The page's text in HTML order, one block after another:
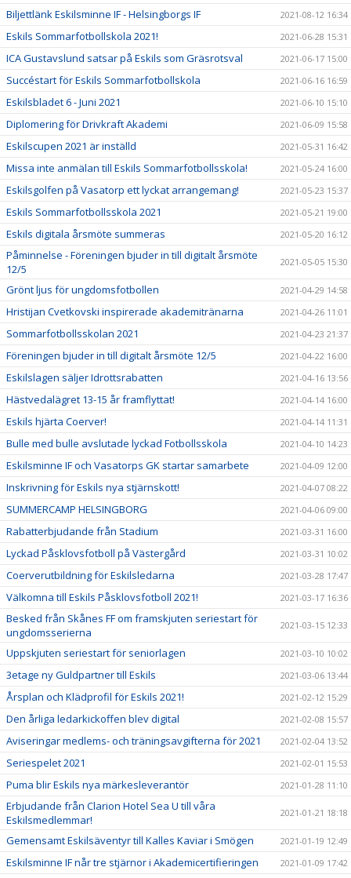
Biljettlänk Eskilsminne IF - Helsingborgs IF 2021-08-12 16:34
Eskils Sommarfotbollskola 2021! 2021-06-28 15:31
ICA Gustavslund satsar på Eskils som Gräsrotsval 2021-06-17 15:00
Succéstart för Eskils Sommarfotbollskola 2021-06-16 16:59
Eskilsbladet 6 - Juni 2021 2021-06-10 15:10
Diplomering för Drivkraft Akademi 2021-06-09 15:58
Eskilscupen 2021 är inställd 2021-05-31 16:42
Missa inte anmälan till Eskils Sommarfotbollsskola! 2021-05-24 16:00
Eskilsgolfen på Vasatorp ett lyckat arrangemang! 2021-05-23 15:37
Eskils Sommarfotbollsskola 2021 2021-05-21 19:00
Eskils digitala årsmöte summeras 2021-05-20 16:12
Påminnelse - Föreningen bjuder in till digitalt årsmöte
12/5
2021-05-05 15:30
Grönt ljus för ungdomsfotbollen 2021-04-29 14:58
Hristijan Cvetkovski inspirerade akademitränarna 2021-04-26 11:01
Sommarfotbollsskolan 2021 2021-04-23 21:37
Föreningen bjuder in till digitalt årsmöte 12/5 2021-04-22 16:00
Eskilslagen säljer Idrottsrabatten 2021-04-16 13:56
Hästvedalägret 13-15 år framflyttat! 2021-04-14 16:00
Eskils hjärta Coerver! 2021-04-14 11:31
Bulle med bulle avslutade lyckad Fotbollsskola 2021-04-10 14:23
Eskilsminne IF och Vasatorps GK startar samarbete 2021-04-09 12:00
Inskrivning för Eskils nya stjärnskott! 2021-04-07 08:22
SUMMERCAMP HELSINGBORG 2021-04-06 09:00
Rabatterbjudande från Stadium 2021-03-31 16:00
Lyckad Påsklovsfotboll på Västergård 2021-03-31 10:02
Coerverutbildning för Eskilsledarna 2021-03-28 17:47
Välkomna till Eskils Påsklovsfotboll 2021! 2021-03-17 16:36
Besked från Skånes FF om framskjuten seriestart för
ungdomsserierna
2021-03-15 12:33
Uppskjuten seriestart för seniorlagen 2021-03-10 10:02
3etage ny Guldpartner till Eskils 2021-03-06 13:44
Årsplan och Klädprofil för Eskils 2021! 2021-02-12 15:29
Den årliga ledarkickoffen blev digital 2021-02-08 15:57
Aviseringar medlems- och träningsavgifterna för 2021 2021-02-04 13:52
Seriespelet 2021 2021-02-01 15:53
Puma blir Eskils nya märkesleverantör 2021-01-28 11:10
Erbjudande från Clarion Hotel Sea U till våra
Eskilsmedlemmar!
2021-01-21 18:18
Gemensamt Eskilsäventyr till Kalles Kaviar i Smögen 2021-01-19 12:49
Eskilsminne IF når tre stjärnor i Akademicertifieringen 2021-01-09 17:42